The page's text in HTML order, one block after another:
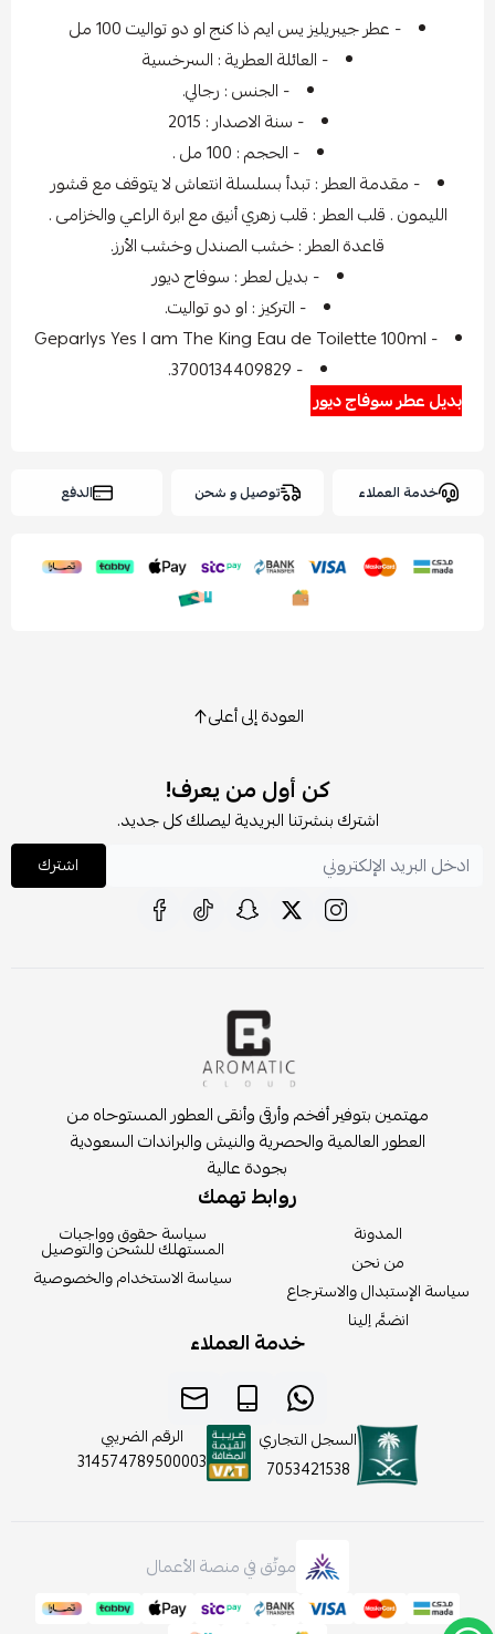
- عطر جيبريليز يس ايم ذا كنج او دو تواليت 100 مل
- العائلة العطرية : السرخسية
- الجنس : رجالي.
- سنة الاصدار : 2015
- الحجم : 100 مل .
- مقدمة العطر : تبدأ بسلسلة انتعاش لا يتوقف مع قشور
الليمون . قلب العطر : قلب زهري أنيق مع ابرة الراعي والخزامى .
قاعدة العطر : خشب الصندل وخشب الأرز.
- بديل لعطر : سوفاج ديور
- التركيز : او دو تواليت.
- Geparlys Yes I am The King Eau de Toilette 100ml
- 3700134409829.
بديل عطر سوفاج ديور
خدمة العملاء توصيل و شحن الدفع
العودة إلى أعلى
كن أول من يعرف!
اشترك بنشرتنا البريدية ليصلك كل جديد.
اشترك
مهتمين بتوفير أفخم وأرقى وأنقى العطور المستوحاه من
العطور العالمية والحصرية والنيش والبراندات السعودية
بجودة عالية
روابط تهمك
المدونة
من نحن
سياسة الإستبدال والاسترجاع
انضمَّ إلينا
سياسة حقوق وواجبات
المستهلك للشحن والتوصيل
سياسة الاستخدام والخصوصية
خدمة العملاء
السجل التجاري
7053421538
الرقم الضريبي
314574789500003
موثّق في منصة الأعمال